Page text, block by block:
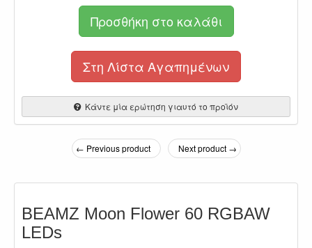
Προσθήκη στο καλάθι
Στη Λίστα Αγαπημένων
Κάντε μία ερώτηση γιαυτό το προϊόν
← Previous product Next product →
BEAMZ Moon Flower 60 RGBAW
LEDs